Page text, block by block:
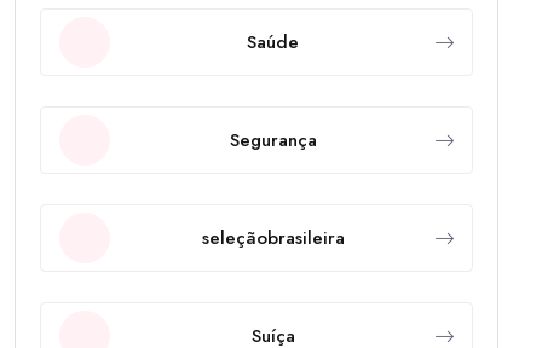
Saúde
Segurança
seleçãobrasileira
Suíça